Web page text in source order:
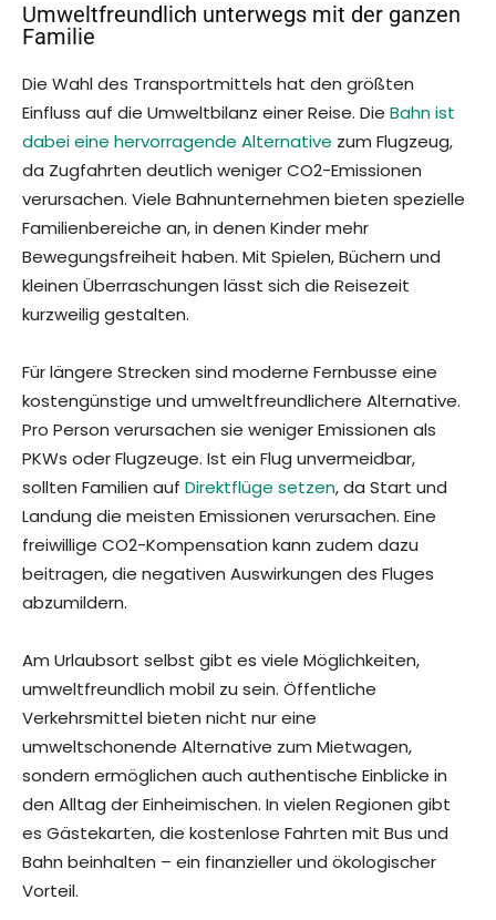
Umweltfreundlich unterwegs mit der ganzen
Familie
Die Wahl des Transportmittels hat den größten
Einfluss auf die Umweltbilanz einer Reise. Die Bahn ist
dabei eine hervorragende Alternative zum Flugzeug,
da Zugfahrten deutlich weniger CO2-Emissionen
verursachen. Viele Bahnunternehmen bieten spezielle
Familienbereiche an, in denen Kinder mehr
Bewegungsfreiheit haben. Mit Spielen, Büchern und
kleinen Überraschungen lässt sich die Reisezeit
kurzweilig gestalten.
Für längere Strecken sind moderne Fernbusse eine
kostengünstige und umweltfreundlichere Alternative.
Pro Person verursachen sie weniger Emissionen als
PKWs oder Flugzeuge. Ist ein Flug unvermeidbar,
sollten Familien auf Direktflüge setzen, da Start und
Landung die meisten Emissionen verursachen. Eine
freiwillige CO2-Kompensation kann zudem dazu
beitragen, die negativen Auswirkungen des Fluges
abzumildern.
Am Urlaubsort selbst gibt es viele Möglichkeiten,
umweltfreundlich mobil zu sein. Öffentliche
Verkehrsmittel bieten nicht nur eine
umweltschonende Alternative zum Mietwagen,
sondern ermöglichen auch authentische Einblicke in
den Alltag der Einheimischen. In vielen Regionen gibt
es Gästekarten, die kostenlose Fahrten mit Bus und
Bahn beinhalten – ein finanzieller und ökologischer
Vorteil.